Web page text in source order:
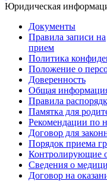
Юридическая
Документы
Правила записи на
прием
Политика
Положение о
Доверенность
Общая
Правила
Памятка для
Рекомендации по
Договор для
Порядок приема
Контролирующие
Сведения о
Договор на